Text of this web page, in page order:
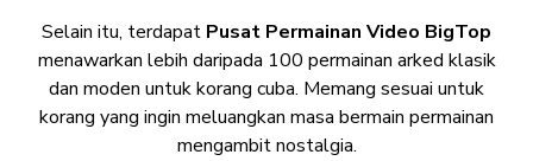
Selain itu, terdapat Pusat Permainan Video BigTop
menawarkan lebih daripada 100 permainan arked klasik
dan moden untuk korang cuba. Memang sesuai untuk
korang yang ingin meluangkan masa bermain permainan
mengambit nostalgia.